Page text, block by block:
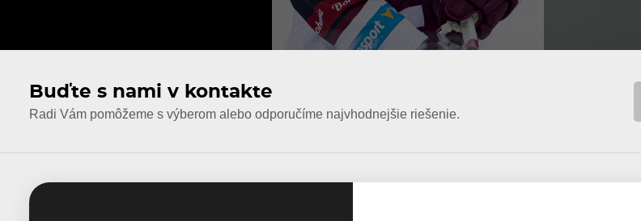
Buďte s nami v kontakte
Radi Vám pomôžeme s výberom alebo odporučíme najvhodnejšie riešenie.